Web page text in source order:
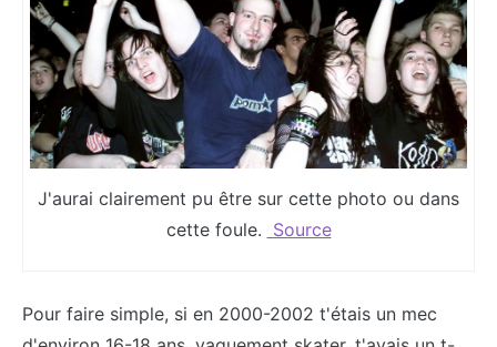
J'aurai clairement pu être sur cette photo ou dans
cette foule. Source
Pour faire simple, si en 2000-2002 t'étais un mec